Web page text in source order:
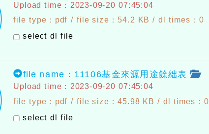
Upload time：2023-09-20 07:45:04
file type：pdf / file size：54.2 KB / dl times：0
select dl file
file name：11106基金來源用途餘絀表
Upload time：2023-09-20 07:45:04
file type：pdf / file size：45.98 KB / dl times：0
select dl file